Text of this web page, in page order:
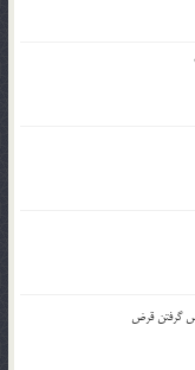
پس گرفتن قرض